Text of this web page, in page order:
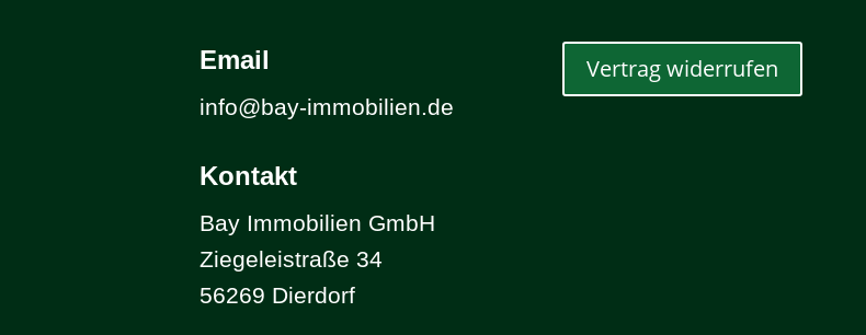
Email
info@bay-immobilien.de
Kontakt
Bay Immobilien GmbH
Ziegeleistraße 34
56269 Dierdorf
Vertrag widerrufen